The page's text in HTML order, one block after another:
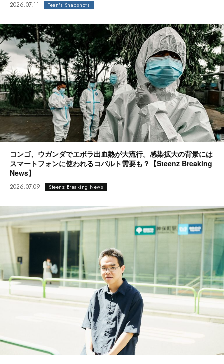
2026.07.11 Teen's Snapshots
コンゴ、ウガンダでエボラ出血熱が大流行。感染拡大の背景には
スマートフォンに使われるコバルト需要も？【Steenz Breaking
News】
2026.07.09 Steenz Breaking News